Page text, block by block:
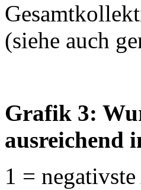
(siehe auch
Grafik 3:
ausreichend
1 =